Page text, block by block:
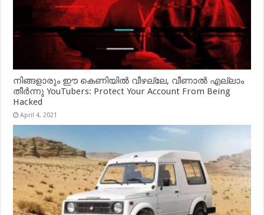
നിങ്ങളാരും ഈ കെണിയിൽ വീഴല്ലേ, വീണാൽ എല്ലാം
തീർന്നു YouTubers: Protect Your Account From Being
Hacked
April 4, 2021